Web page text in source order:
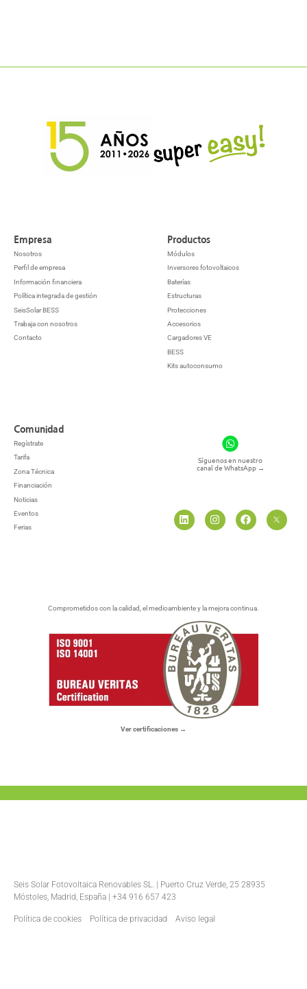
Empresa
Nosotros
Perfil de empresa
Información financiera
Política integrada de gestión
SeisSolar BESS
Trabaja con nosotros
Contacto
Productos
Módulos
Inversores fotovoltaicos
Baterías
Estructuras
Protecciones
Accesorios
Cargadores VE
BESS
Kits autoconsumo
Comunidad
Regístrate
Tarifa
Zona Técnica
Financiación
Noticias
Eventos
Ferias
Síguenos en nuestro
canal de WhatsApp →
Comprometidos con la calidad, el medioambiente y la mejora continua.
Ver certificaciones →
Seis Solar Fotovoltaica Renovables SL. | Puerto Cruz Verde, 25 28935
Móstoles, Madrid, España | +34 916 657 423
Política de cookies Política de privacidad Aviso legal